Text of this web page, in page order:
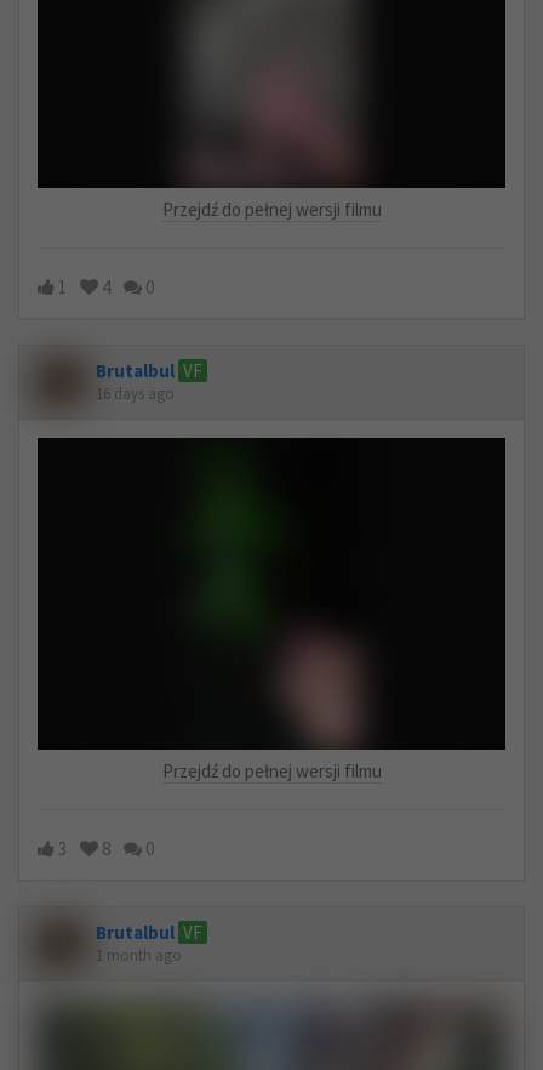
Przejdź do pełnej wersji filmu
1 4 0
Brutalbul VF
16 days ago
Przejdź do pełnej wersji filmu
3 8 0
Brutalbul VF
1 month ago